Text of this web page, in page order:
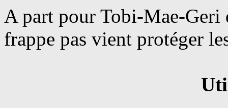
A part pour Tobi-Mae-Geri
frappe pas vient protéger